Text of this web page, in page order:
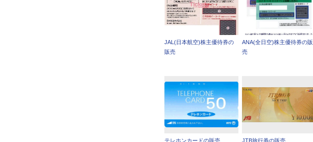
JAL(日本航空)株主優待券の
販売
ANA(全日空)株主優待券の販
売
テレホンカードの販売 JTB旅行券の販売